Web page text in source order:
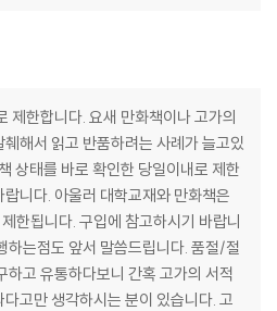
제한합니다. 요새 만화책이나 고가의
해서 읽고 반품하려는 사례가 늘고있
상태를 바로 확인한 당일이내로 제한
니다. 아울러 대학교재와 만화책은
한됩니다. 구입에 참고하시기 바랍니
하는점도 앞서 말씀드립니다. 품절/절
고 유통하다보니 간혹 고가의 서적
고만 생각하시는 분이 있습니다. 고